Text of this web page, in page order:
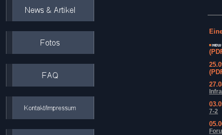
7-2